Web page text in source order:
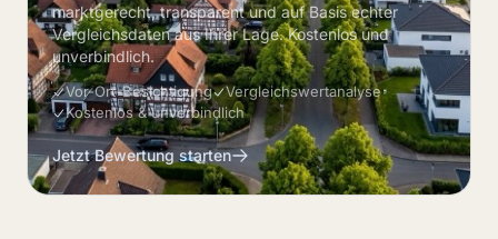
marktgerecht, transparent und auf Basis echter
Vergleichsdaten aus Ihrer Lage. Kostenlos und
unverbindlich.
Vor-Ort-Besichtigung
Vergleichswertanalyse
Kostenlos & unverbindlich
Jetzt Bewertung starten